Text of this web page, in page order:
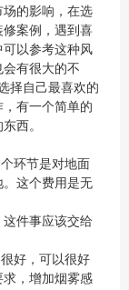
的影响，在选
案例，遇到喜
以参考这种风
有很大的不
择自己最喜欢的
有一个简单的
西。
环节是对地面
这个费用是无
件事应该交给
好，可以很好
，增加烟雾感